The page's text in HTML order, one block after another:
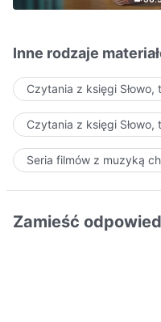
Inne rodzaje
Czytania z księgi Słowo,
Czytania z księgi
Seria filmów z muzyką
Zamieść